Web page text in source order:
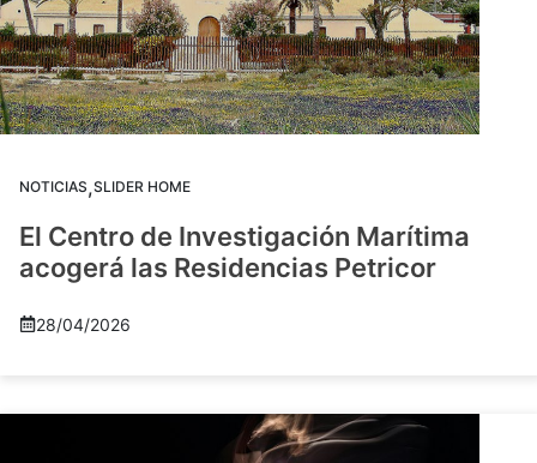
NOTICIAS,SLIDER HOME
El Centro de Investigación Marítima
acogerá las Residencias Petricor
28/04/2026